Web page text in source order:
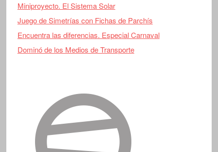
Miniproyecto. El Sistema Solar
Juego de Simetrías con Fichas de Parchís
Encuentra las diferencias. Especial Carnaval
Dominó de los Medios de Transporte